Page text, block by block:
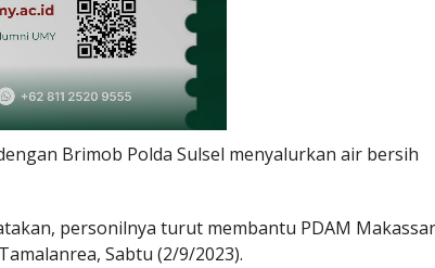
Brimob Polda Sulsel menyalurkan air bersih
personilnya turut membantu PDAM Makassar
Sabtu (2/9/2023).